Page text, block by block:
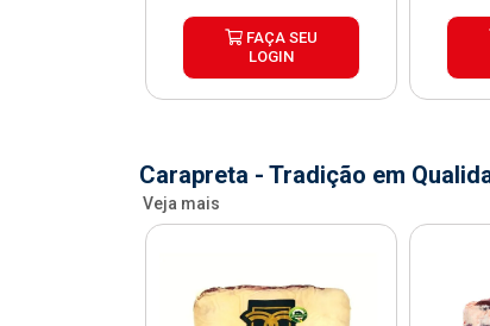
FAÇA SEU
LOGIN
Carapreta - Tradição em
Veja mais